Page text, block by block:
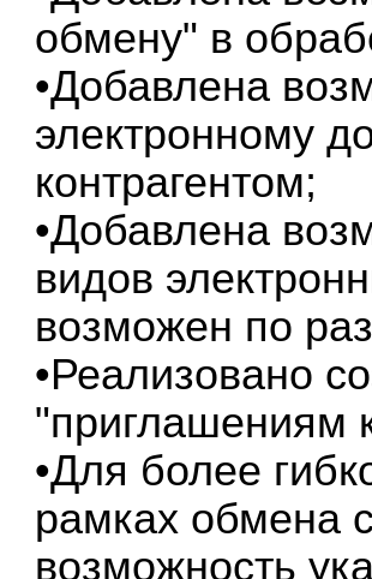
обмену" в
•Добавлена
электронному
контрагентом;
•Добавлена
видов
возможен по
•Реализовано
"приглашениям
•Для более
рамках обмена
возможность